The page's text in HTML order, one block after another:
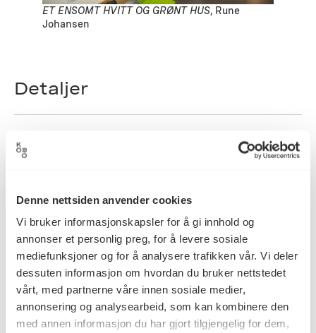
Denne nettsiden anvender cookies
Vi bruker informasjonskapsler for å gi innhold og
annonser et personlig preg, for å levere sosiale
mediefunksjoner og for å analysere trafikken vår. Vi deler
dessuten informasjon om hvordan du bruker nettstedet
vårt, med partnerne våre innen sosiale medier,
annonsering og analysearbeid, som kan kombinere den
med annen informasjon du har gjort tilgjengelig for dem,
ET ENSOMT HVITT OG GRØNT HUS, Rune
Johansen
Detaljer
Datering
Kunstner Rune Johansen
Kategori Fotografi
materiale
C-print